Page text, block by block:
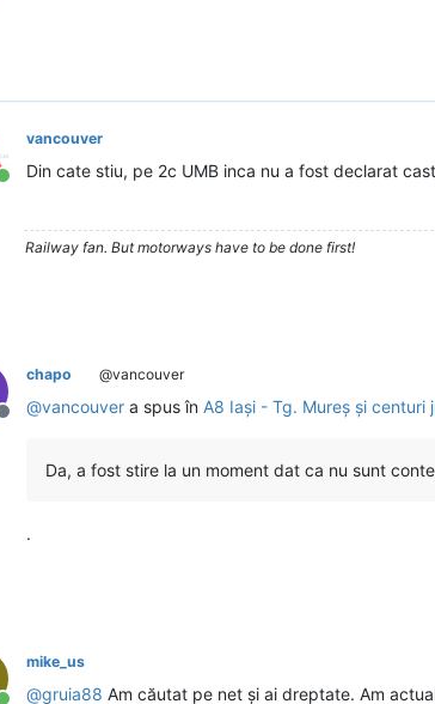
Conectat
vancouver
Din cate stiu, pe 2c UMB inca nu a fost declarat
Railway fan. But motorways have to be done first!
Deconectat
chapo @vancouver
@vancouver a spus în A8 Iași - Tg. Mureș și centuri
Da, a fost stire la un moment dat ca nu sunt
.
mike_us
@gruia88 Am căutat pe net și ai dreptate. Am